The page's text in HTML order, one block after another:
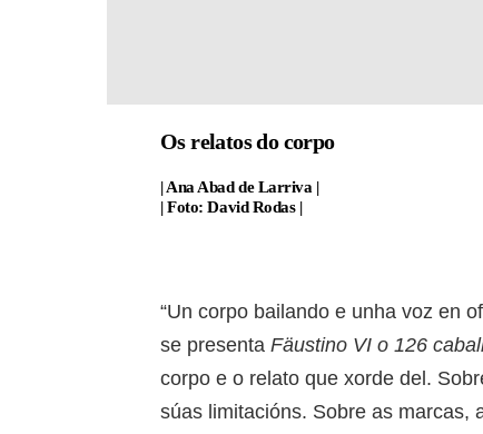
Os relatos do corpo
| Ana Abad de Larriva |
| Foto: David Rodas |
“Un corpo bailando e unha voz en
se presenta Fäustino VI o 126
corpo e o relato que xorde del.
súas limitacións. Sobre as marcas,